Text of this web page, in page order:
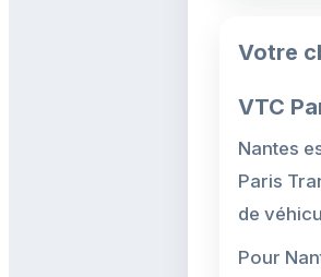
Votre
VTC
Nantes
Paris
de
Pour